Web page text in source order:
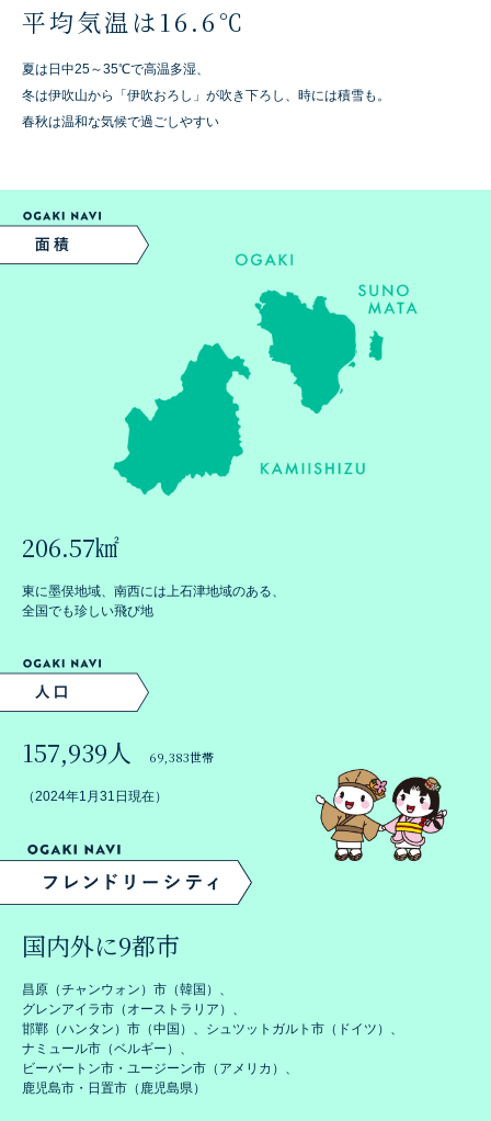
平均気温は16.6℃
夏は日中25～35℃で高温多湿、
冬は伊吹山から「伊吹おろし」が吹き下ろし、時には積雪も。
春秋は温和な気候で過ごしやすい
206.57㎢
東に墨俣地域、南西には上石津地域のある、
全国でも珍しい飛び地
157,939人 69,383世帯
（2024年1月31日現在）
国内外に9都市
昌原（チャンウォン）市（韓国）、
グレンアイラ市（オーストラリア）、
邯鄲（ハンタン）市（中国）、シュツットガルト市（ドイツ）、
ナミュール市（ベルギー）、
ビーバートン市・ユージーン市（アメリカ）、
鹿児島市・日置市（鹿児島県）